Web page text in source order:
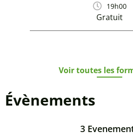
19h00
Gratuit
Voir toutes les
Évènements
3